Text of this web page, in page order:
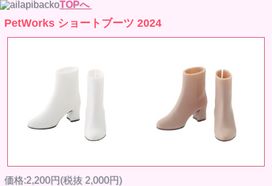
TOPへ
PetWorks ショートブーツ 2024
価格:2,200円(税抜 2,000円)